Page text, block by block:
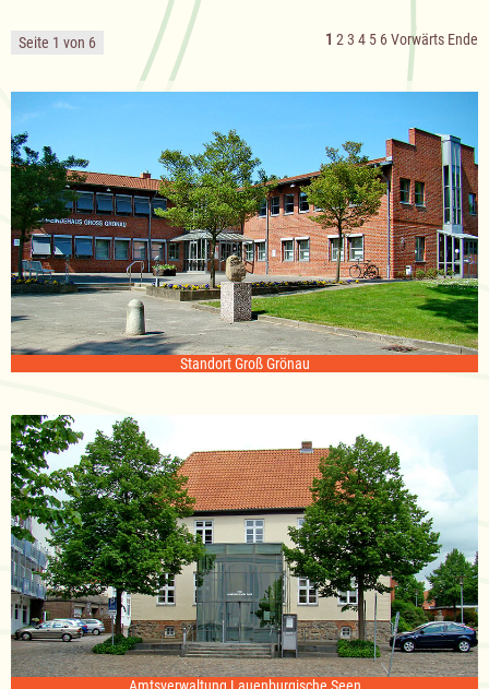
Seite 1 von 6 1 2 3 4 5 6Vorwärts Ende
Standort Groß Grönau